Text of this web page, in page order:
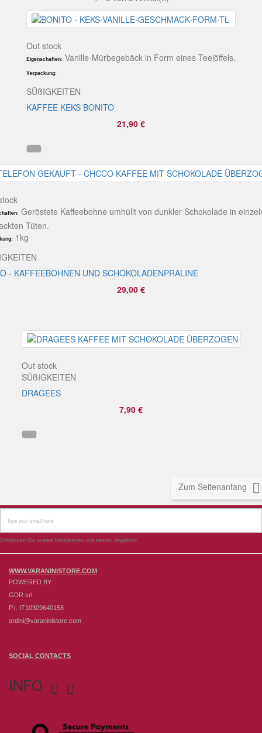
Out stock
Eigenschaften: Vanille-Mürbegebäck in Form eines Teelöffels.
Verpackung:
SÜßIGKEITEN
KAFFEE KEKS BONITO
21,90 €
Geröstete Kaffeebohne umhüllt von dunkler Schokolade in
Tüten.
1kg
- KAFFEEBOHNEN UND SCHOKOLADENPRALINE
29,00 €
Out stock
SÜßIGKEITEN
DRAGEES
7,90 €
Zum Seitenanfang 
Entdecken Sie unsere Neuigkeiten und besten Angebote
WWW.VARANINISTORE.COM
POWERED BY
GDR srl
P.I. IT10309640158
ordini@varaninistore.com
SOCIAL CONTACTS
INFO  